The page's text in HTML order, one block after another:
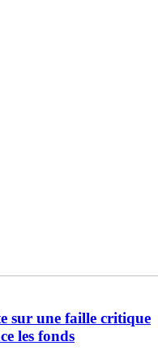
sur une faille critique
les fonds